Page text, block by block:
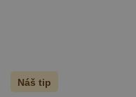
Náš tip